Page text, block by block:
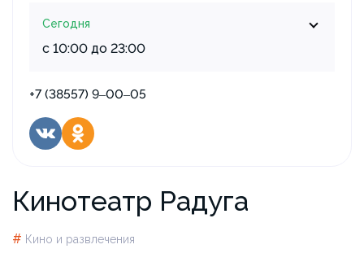
Кинотеатр Радуга
# Кино и развлечения
Сегодня
с 10:00 до 23:00
+7 (38557) 9‒00‒05